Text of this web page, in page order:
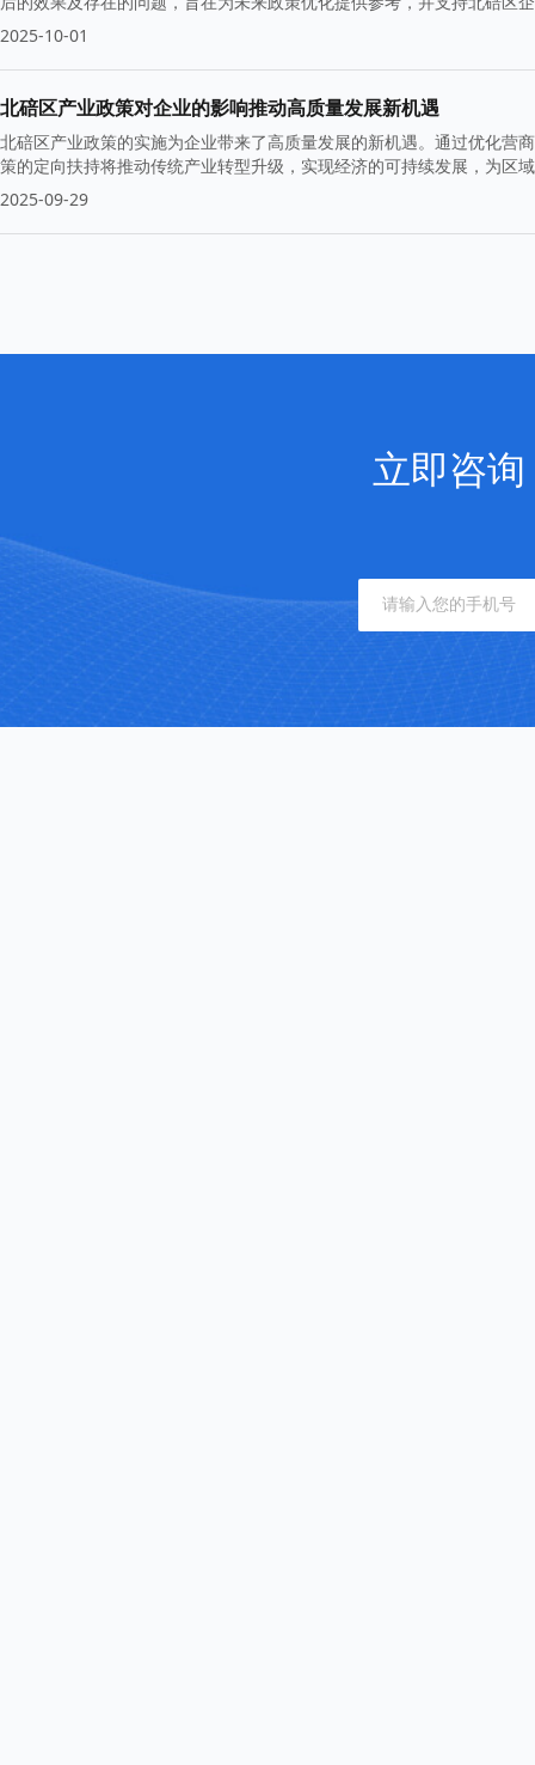
2025-10-01
北碚区产业政策对企业的影响推动高质量发展新机遇
北碚区产业政策的实施为企业带来了高质量发展的新机遇。通过优化营
策的定向扶持将推动传统产业转型升级，实现经济的可持续发展，为区
2025-09-29
立即咨